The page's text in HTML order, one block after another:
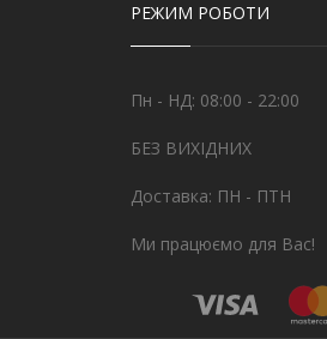
РЕЖИМ РОБОТИ
Пн - НД: 08:00 - 22:00
БЕЗ ВИХІДНИХ
Доставка: ПН - ПТН
Ми працюємо для Вас!